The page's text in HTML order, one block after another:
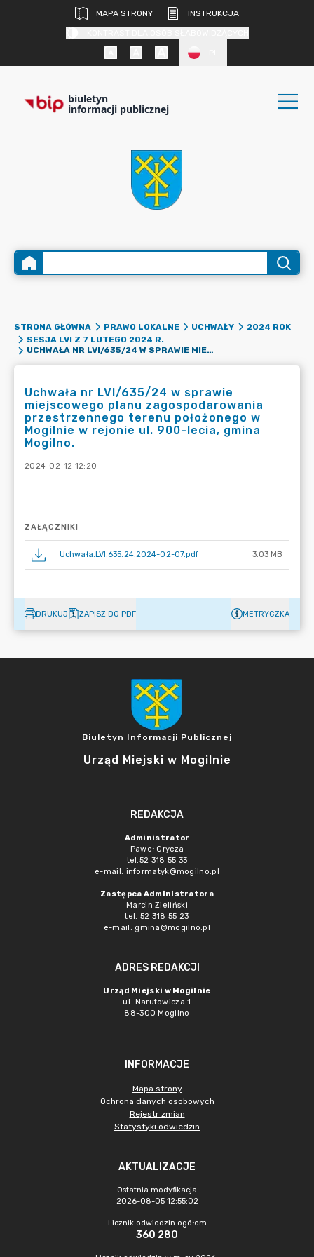
MAPA STRONY
INSTRUKCJA
biuletyn
informacji publicznej
STRONA GŁÓWNA PRAWO LOKALNE UCHWAŁY
2024 ROK
SESJA LVI Z 7 LUTEGO 2024 R.
UCHWAŁA NR LVI/635/24 W SPRAWIE MIEJSCOWEGO PLANU ZAGOSPODAROWANIA PRZESTRZENNEGO TERENU POŁOŻONEGO W MOGILNIE W REJONIE UL. 900-LECIA, GMINA MOGILNO.
Uchwała nr LVI/635/24 w sprawie
miejscowego planu zagospodarowania
przestrzennego terenu położonego w
Mogilnie w rejonie ul. 900-lecia, gmina
Mogilno.
2024-02-12 12:20
ZAŁĄCZNIKI
Uchwała.LVI.635.24.2024-02-07.pdf 3.03 MB
DRUKUJ ZAPISZ DO PDF METRYCZKA
Biuletyn Informacji Publicznej
Urząd Miejski w Mogilnie
REDAKCJA
Administrator
Paweł Grycza
tel.52 318 55 33
e-mail: informatyk@mogilno.pl
Zastępca Administratora
Marcin Zieliński
tel. 52 318 55 23
e-mail: gmina@mogilno.pl
ADRES REDAKCJI
Urząd Miejski w Mogilnie
ul. Narutowicza 1
88-300 Mogilno
INFORMACJE
Mapa strony
Ochrona danych osobowych
Rejestr zmian
Statystyki odwiedzin
AKTUALIZACJE
Ostatnia modyfikacja
2026-08-05 12:55:02
Licznik odwiedzin ogółem
360 280